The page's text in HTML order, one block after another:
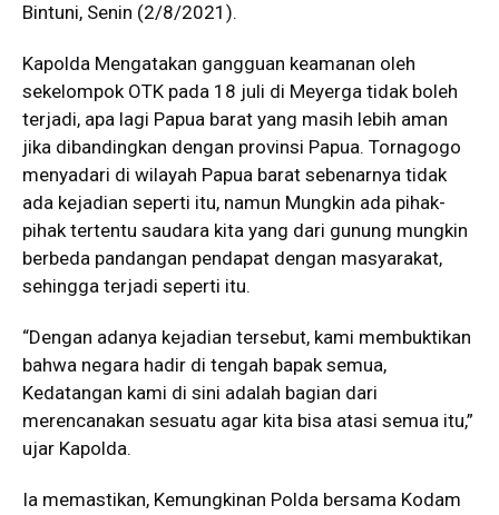
Bintuni, Senin (2/8/2021).
Kapolda Mengatakan gangguan keamanan oleh
sekelompok OTK pada 18 juli di Meyerga tidak boleh
terjadi, apa lagi Papua barat yang masih lebih aman
jika dibandingkan dengan provinsi Papua. Tornagogo
menyadari di wilayah Papua barat sebenarnya tidak
ada kejadian seperti itu, namun Mungkin ada pihak-
pihak tertentu saudara kita yang dari gunung mungkin
berbeda pandangan pendapat dengan masyarakat,
sehingga terjadi seperti itu.
“Dengan adanya kejadian tersebut, kami membuktikan
bahwa negara hadir di tengah bapak semua,
Kedatangan kami di sini adalah bagian dari
merencanakan sesuatu agar kita bisa atasi semua itu,”
ujar Kapolda.
Ia memastikan, Kemungkinan Polda bersama Kodam